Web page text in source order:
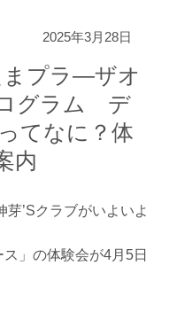
2025年3月28日
まプラ―ザオ
グラム デ
てなに？体
内
’Sクラブがいよいよ
」の体験会が4月5日